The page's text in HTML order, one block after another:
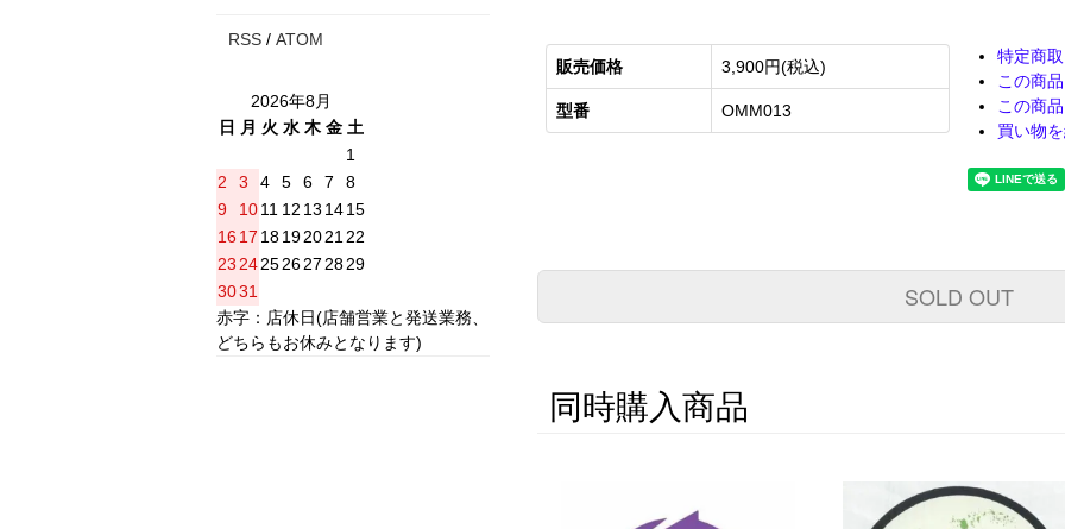
販売価格 3,900円(税込)
型番 OMM013
特定商
この商
この商
買い物
SOLD OUT
同時購入商品
RSS / ATOM
2026年8月
日
月 火 水 木 金 土
1
2
3 4 5 6 7
8
9
1011 12 13 1415
16 17 18192021 22
23 24252627 2829
3031
赤字：店休日(店舗営業と発送業務、
どちらもお休みとなります)